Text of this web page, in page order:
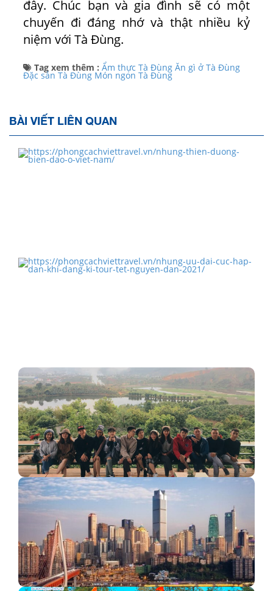
đây. Chúc bạn và gia đình sẽ có một
chuyến đi đáng nhớ và thật nhiều kỷ
niệm với Tà Đùng.
Tag xem thêm : Ẩm thực Tà Đùng Ăn gì ở Tà Đùng
Đặc sản Tà Đùng Món ngon Tà Đùng
BÀI VIẾT LIÊN QUAN
Những "thiên đường" biển đảo ở Việt Nam
Những ưu đãi cực hấp dẫn khi đăng kí Tour Tết…
Cafe Mê Linh view 360 độ đẹp nhất Đà Lạt